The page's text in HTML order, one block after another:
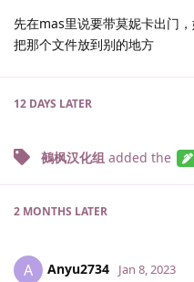
先在mas里说要带莫妮卡出门
把那个文件放到别的地方
12 DAYS LATER
鵺枫汉化组 added the
2 MONTHS LATER
A Anyu2734 Jan 8, 2023